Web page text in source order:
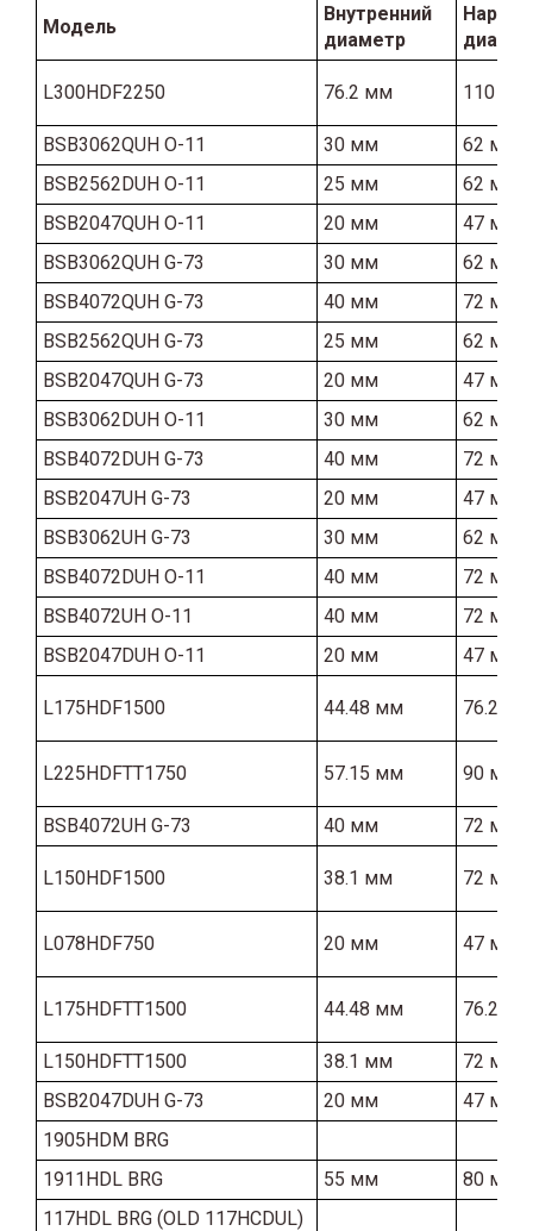
Модель
Внутренний
диаметр
L300HDF2250 76.2 мм 110 мм
BSB3062QUH O-11 30 мм
62 мм
BSB2562DUH O-11
25 мм
62 мм
BSB2047QUH O-11
20 мм
47 мм
BSB3062QUH G-73
30 мм
62 мм
BSB4072QUH G-73
40 мм
72 мм
BSB2562QUH G-73
25 мм
62 мм
BSB2047QUH G-73
20 мм
47 мм
BSB3062DUH O-11
30 мм
62 мм
BSB4072DUH G-73
40 мм
72 мм
BSB2047UH G-73
20 мм
47 мм
BSB3062UH G-73
30 мм
62 мм
BSB4072DUH O-11
40 мм
72 мм
BSB4072UH O-11
40 мм
72 мм
BSB2047DUH O-11
20 мм 47 мм
L175HDF1500 44.48 мм 76.2 мм
L225HDFTT1750 57.15 мм 90 мм
BSB4072UH G-73 40 мм 72 мм
L150HDF1500 38.1 мм 72 мм
L078HDF750 20 мм 47 мм
L175HDFTT1500 44.48 мм 76.2 мм
L150HDFTT1500 38.1 мм
72 мм
BSB2047DUH G-73
20 мм
47 мм
1905HDM BRG
1911HDL BRG
55 мм
80 мм
117HDL BRG (OLD 117HCDUL)